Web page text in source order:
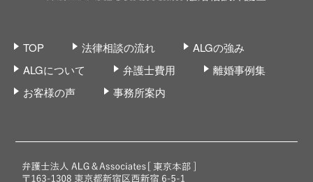
TOP 法律相談の流れ
ALGの強み
ALGについて
弁護士費用
離婚事例集
お客様の声
事務所案内